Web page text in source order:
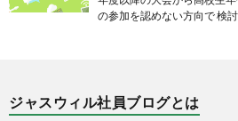
の参加を認めない方向で 検
ジャスウィル社員ブログとは